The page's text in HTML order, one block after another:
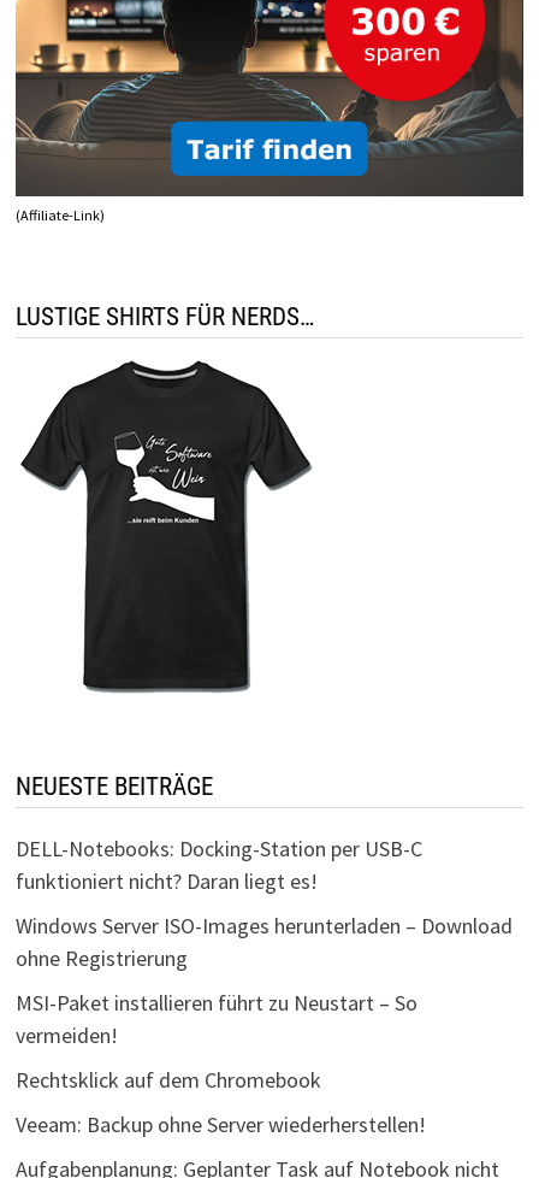
(Affiliate-Link)
LUSTIGE SHIRTS FÜR NERDS…
NEUESTE BEITRÄGE
DELL-Notebooks: Docking-Station per USB-C
funktioniert nicht? Daran liegt es!
Windows Server ISO-Images herunterladen – Download
ohne Registrierung
MSI-Paket installieren führt zu Neustart – So
vermeiden!
Rechtsklick auf dem Chromebook
Veeam: Backup ohne Server wiederherstellen!
Aufgabenplanung: Geplanter Task auf Notebook nicht